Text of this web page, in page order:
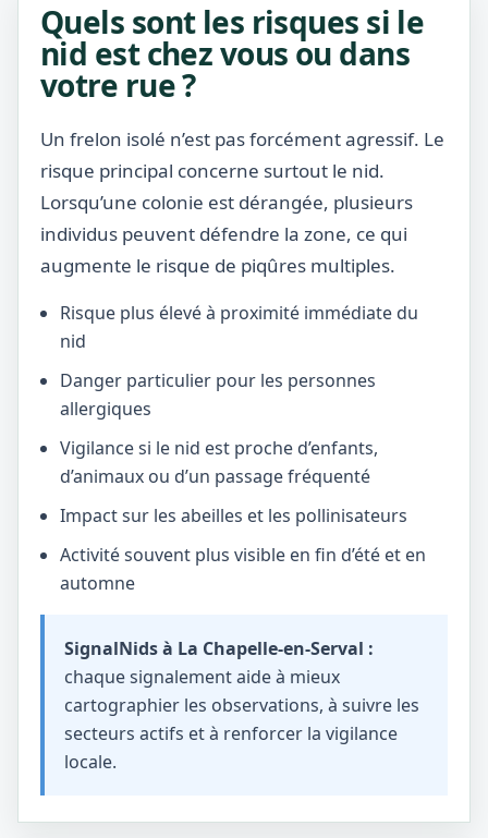
Quels sont les risques si le
nid est chez vous ou dans
votre rue ?
Un frelon isolé n’est pas forcément agressif. Le
risque principal concerne surtout le nid.
Lorsqu’une colonie est dérangée, plusieurs
individus peuvent défendre la zone, ce qui
augmente le risque de piqûres multiples.
Risque plus élevé à proximité immédiate du
nid
Danger particulier pour les personnes
allergiques
Vigilance si le nid est proche d’enfants,
d’animaux ou d’un passage fréquenté
Impact sur les abeilles et les pollinisateurs
Activité souvent plus visible en fin d’été et en
automne
SignalNids à La Chapelle-en-Serval :
chaque signalement aide à mieux
cartographier les observations, à suivre les
secteurs actifs et à renforcer la vigilance
locale.